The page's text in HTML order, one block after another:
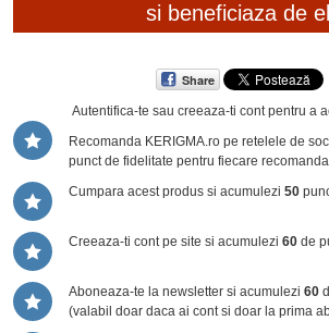
si beneficiaza de
Share
Autentifica-te sau creeaza-ti contpentru a
Recomanda KERIGMA.ro pe retelele de
punct de fidelitate pentru fiecare
Cumpara acest produs si acumulezi 50
Creeaza-ti cont pe site si acumulezi 60 de
Aboneaza-te la newsletter si acumulezi 60
(valabil doar daca ai cont si doar la prima